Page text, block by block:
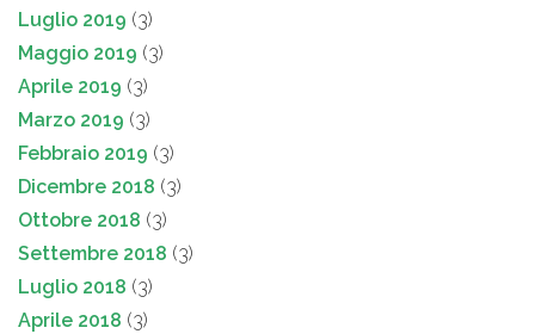
Luglio 2019 (3)
Maggio 2019 (3)
Aprile 2019 (3)
Marzo 2019 (3)
Febbraio 2019 (3)
Dicembre 2018 (3)
Ottobre 2018 (3)
Settembre 2018 (3)
Luglio 2018 (3)
Aprile 2018 (3)